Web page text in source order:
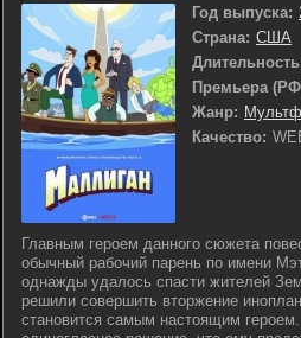
Год выпуска:
Страна: США
Премьера
Жанр:
Качество:
Главным героем данного сюжета
обычный рабочий парень по имени
однажды удалось спасти жителей
решили совершить вторжение
становится самым настоящим